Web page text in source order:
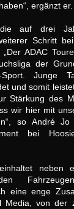
ergänzt er.
auf drei
Schritt
ADAC
der
Junge
und somit
Stärkung des
wir hier mit
so André
bei
neben
eine enge
Media, von der